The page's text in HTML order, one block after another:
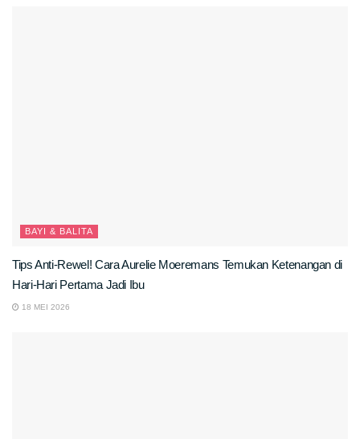
BAYI & BALITA
Tips Anti-Rewel! Cara Aurelie Moeremans Temukan Ketenangan di
Hari-Hari Pertama Jadi Ibu
18 MEI 2026